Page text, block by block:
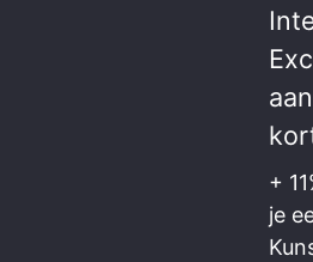
+
je